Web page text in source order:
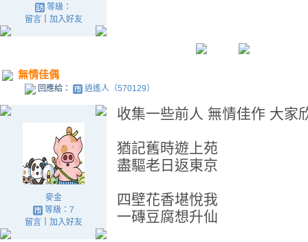
等級：
留言｜ 加入好友
無情佳偶
回應給： 逍遙人（570129）
麥金
等級：7
留言｜ 加入好友
收集一些前人 無情佳作 大家
猶記舊時遊上苑
盡驅老日返東京
四壁花香堪悅我
一磚豆腐想升仙